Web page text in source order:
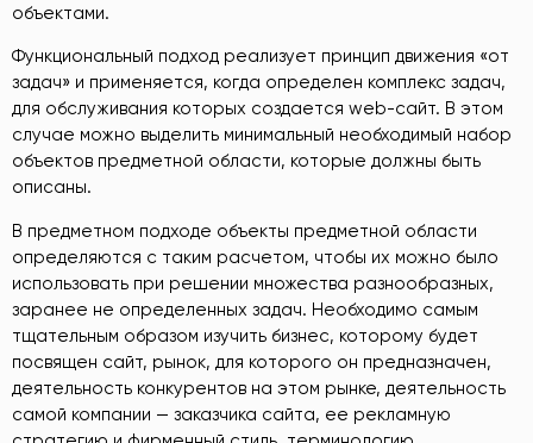
объектами.
Функциональный подход реализует принцип движения «от
задач» и применяется, когда определен комплекс задач,
для обслуживания которых создается web-сайт. В этом
случае можно выделить минимальный необходимый набор
объектов предметной области, которые должны быть
описаны.
В предметном подходе объекты предметной области
определяются с таким расчетом, чтобы их можно было
использовать при решении множества разнообразных,
заранее не определенных задач. Необходимо самым
тщательным образом изучить бизнес, которому будет
посвящен сайт, рынок, для которого он предназначен,
деятельность конкурентов на этом рынке, деятельность
самой компании — заказчика сайта, ее рекламную